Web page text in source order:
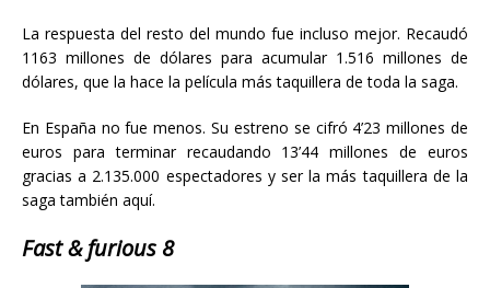
La respuesta del resto del mundo fue incluso mejor. Recaudó
1163 millones de dólares para acumular 1.516 millones de
dólares, que la hace la película más taquillera de toda la saga.
En España no fue menos. Su estreno se cifró 4’23 millones de
euros para terminar recaudando 13’44 millones de euros
gracias a 2.135.000 espectadores y ser la más taquillera de la
saga también aquí.
Fast & furious 8